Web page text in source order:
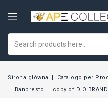
Strona główna Catalogo per
Banpresto
copy of DIO